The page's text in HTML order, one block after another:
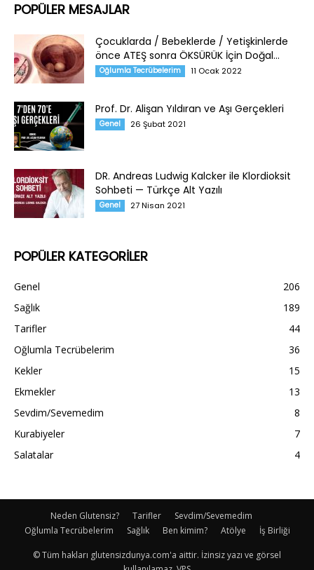
POPÜLER MESAJLAR
Çocuklarda / Bebeklerde / Yetişkinlerde
önce ATEŞ sonra ÖKSÜRÜK İçin Doğal...
Oğlumla Tecrübelerim 11 Ocak 2022
Prof. Dr. Alişan Yıldıran ve Aşı Gerçekleri
Genel 26 Şubat 2021
DR. Andreas Ludwig Kalcker ile Klordioksit
Sohbeti — Türkçe Alt Yazılı
Genel 27 Nisan 2021
POPÜLER KATEGORİLER
Genel
206
Sağlık
189
Tarifler
44
Oğlumla Tecrübelerim
36
Kekler
15
Ekmekler
13
Sevdim/Sevemedim
8
Kurabiyeler
7
Salatalar
4
Neden Glutensiz? Tarifler
Sevdim/Sevemedim
Oğlumla Tecrübelerim
Sağlık Ben kimim? Atölye İş Birliği
© Tüm hakları glutensizdunya.com'a aittir. İzinsiz yazı ve görsel